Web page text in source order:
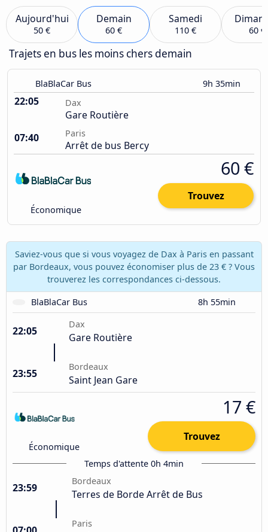
Aujourd'hui
50 €
Demain
60 €
Samedi
110 € 60 €
Trajets en bus les moins chers demain
BlaBlaCar Bus 9h 35min
22:05 Dax
Gare Routière
07:40
Paris
Arrêt de bus Bercy
Économique
60 €
Trouvez
Saviez-vous que si vous voyagez de Dax à Paris en passant
par Bordeaux, vous pouvez économiser plus de 23 € ? Vous
trouverez les correspondances ci-dessous.
BlaBlaCar Bus
8h 55min
22:05
Dax
Gare Routière
23:55
Bordeaux
Saint Jean Gare
Économique
17 €
Trouvez
Temps d'attente 0h 4min
23:59
Bordeaux
Terres de Borde Arrêt de Bus
Paris